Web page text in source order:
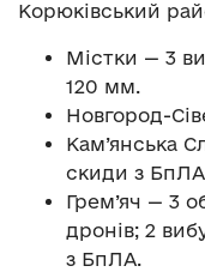
Корюківський
Містки — 3
120 мм.
Новгород-
Кам’янська
скиди з
Грем’яч — 3
дронів; 2
з БпЛА.